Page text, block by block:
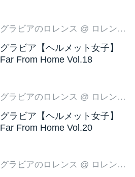
グラビアのロレンス @ ロレンス編集部
グラビア【ヘルメット女子】
Far From Home Vol.18
グラビアのロレンス @ ロレンス編集部
グラビア【ヘルメット女子】
Far From Home Vol.20
グラビアのロレンス @ ロレンス編集部